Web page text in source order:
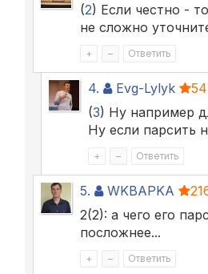
(2) Если честно -
не сложно
+ – Ответить
4. Evg-Lylyk
(3) Ну например
Ну если парсить
+ – Ответить
5. WKBAPKA
2(2): а чего его
посложнее...
+ – Ответить